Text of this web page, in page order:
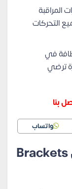
المراقبة
التحركات
في
ترضي
بنا
واتساب
مميزات الاستثمار في مول Brackets